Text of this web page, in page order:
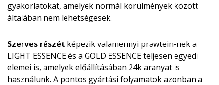
gyakorlatokat, amelyek normál körülmények között
általában nem lehetségesek.
Szerves részét képezik valamennyi prawtein-nek a
LIGHT ESSENCE és a GOLD ESSENCE teljesen egyedi
elemei is, amelyek előállításában 24k aranyat is
használunk. A pontos gyártási folyamatok azonban a